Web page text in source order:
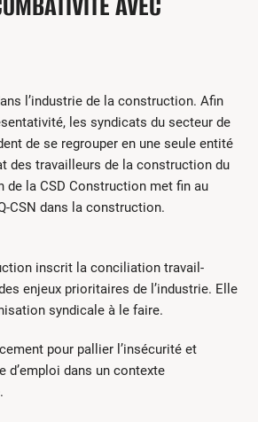
Recherche
l’industrie de la construction. Afin
les syndicats du secteur de
de se regrouper en une seule entité
des travailleurs de la construction du
de la CSD Construction met fin au
CSN dans la construction.
inscrit la conciliation travail-
enjeux prioritaires de l’industrie. Elle
syndicale à le faire.
pour pallier l’insécurité et
d’emploi dans un contexte